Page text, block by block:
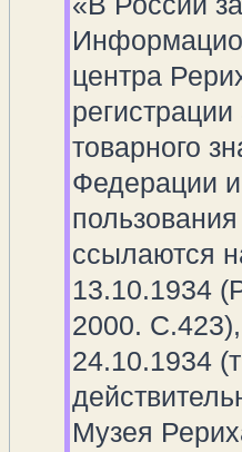
центра
товарного
Федерации
ссылаются
13.10.1934
2000.
24.10.1934
Музея